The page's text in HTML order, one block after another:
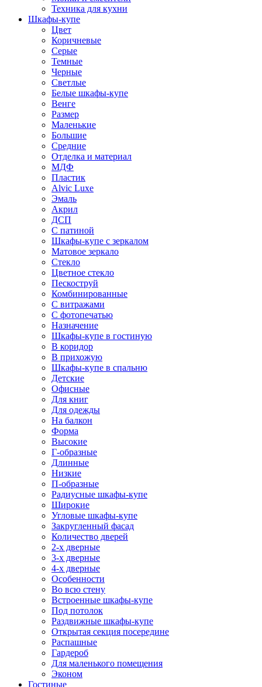
Техника для кухни
Шкафы-купе
Цвет
Коричневые
Серые
Темные
Черные
Светлые
Белые шкафы-купе
Венге
Размер
Маленькие
Большие
Средние
Отделка и материал
МДФ
Пластик
Alvic Luxe
Эмаль
Акрил
ДСП
С патиной
Шкафы-купе с зеркалом
Матовое зеркало
Стекло
Цветное стекло
Пескоструй
Комбинированные
С витражами
С фотопечатью
Назначение
Шкафы-купе в гостиную
В коридор
В прихожую
Шкафы-купе в спальню
Детские
Офисные
Для книг
Для одежды
На балкон
Форма
Высокие
Г-образные
Длинные
Низкие
П-образные
Радиусные шкафы-купе
Широкие
Угловые шкафы-купе
Закругленный фасад
Количество дверей
2-х дверные
3-х дверные
4-х дверные
Особенности
Во всю стену
Встроенные шкафы-купе
Под потолок
Раздвижные шкафы-купе
Открытая секция посередине
Распашные
Гардероб
Для маленького помещения
Эконом
Гостиные